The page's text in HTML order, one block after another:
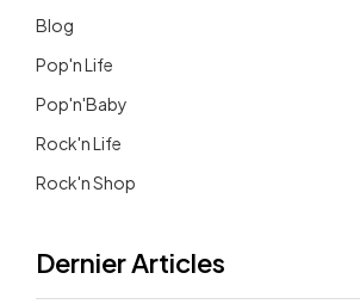
Blog
Pop'n Life
Pop'n'Baby
Rock'n Life
Rock'n Shop
Dernier Articles